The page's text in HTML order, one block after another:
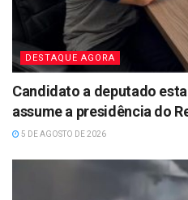
DESTAQUE AGORA
Candidato a deputado
assume a presidência do
5 DE AGOSTO DE 2026